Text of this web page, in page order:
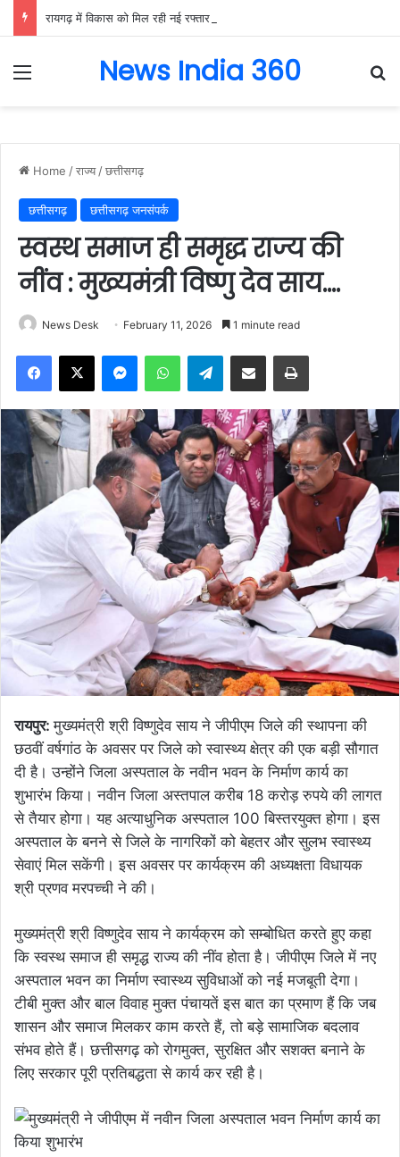
Menu News India 360
Home /राज्य /छत्तीसगढ़
छत्तीसगढ़ छत्तीसगढ़ जनसंपर्क
स्वस्थ समाज ही समृद्ध राज्य की
नींव : मुख्यमंत्री विष्णु देव साय….
News Desk February 11, 2026 1 minute read
Facebook
X MessengerWhatsAppTelegramShare via Email Print
रायपुर:मुख्यमंत्री श्री विष्णुदेव साय ने जीपीएम जिले की स्थापना की
छठवीं वर्षगांठ के अवसर पर जिले को स्वास्थ्य क्षेत्र की एक बड़ी सौगात
दी है। उन्होंने जिला अस्पताल के नवीन भवन के निर्माण कार्य का
शुभारंभ किया। नवीन जिला अस्तपाल करीब 18 करोड़ रुपये की लागत
से तैयार होगा। यह अत्याधुनिक अस्पताल 100 बिस्तरयुक्त होगा। इस
अस्पताल के बनने से जिले के नागरिकों को बेहतर और सुलभ स्वास्थ्य
सेवाएं मिल सकेंगी। इस अवसर पर कार्यक्रम की अध्यक्षता विधायक
श्री प्रणव मरपच्ची ने की।
मुख्यमंत्री श्री विष्णुदेव साय ने कार्यक्रम को सम्बोधित करते हुए कहा
कि स्वस्थ समाज ही समृद्ध राज्य की नींव होता है। जीपीएम जिले में नए
अस्पताल भवन का निर्माण स्वास्थ्य सुविधाओं को नई मजबूती देगा।
टीबी मुक्त और बाल विवाह मुक्त पंचायतें इस बात का प्रमाण हैं कि जब
शासन और समाज मिलकर काम करते हैं, तो बड़े सामाजिक बदलाव
संभव होते हैं। छत्तीसगढ़ को रोगमुक्त, सुरक्षित और सशक्त बनाने के
लिए सरकार पूरी प्रतिबद्धता से कार्य कर रही है।